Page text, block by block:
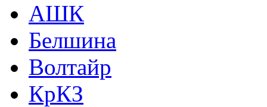
АШК
Белшина
Волтайр
КрКЗ